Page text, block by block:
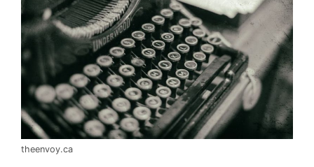
theenvoy.ca